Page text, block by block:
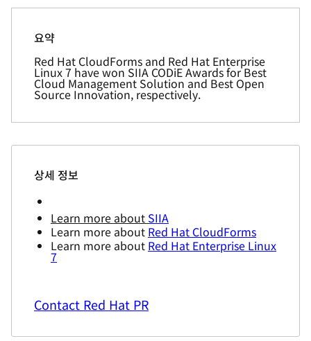
요약
Red Hat CloudForms and Red Hat Enterprise
Linux 7 have won SIIA CODiE Awards for Best
Cloud Management Solution and Best Open
Source Innovation, respectively.
상세 정보
Learn more about SIIA
Learn more about Red Hat CloudForms
Learn more about Red Hat Enterprise Linux
7
Contact Red Hat PR